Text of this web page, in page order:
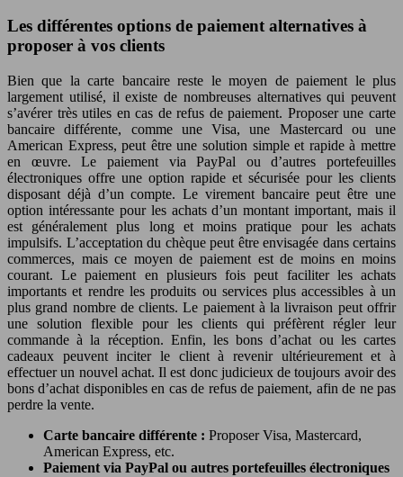
Les différentes options de paiement alternatives à
proposer à vos clients
Bien que la carte bancaire reste le moyen de paiement le plus
largement utilisé, il existe de nombreuses alternatives qui peuvent
s’avérer très utiles en cas de refus de paiement. Proposer une carte
bancaire différente, comme une Visa, une Mastercard ou une
American Express, peut être une solution simple et rapide à mettre
en œuvre. Le paiement via PayPal ou d’autres portefeuilles
électroniques offre une option rapide et sécurisée pour les clients
disposant déjà d’un compte. Le virement bancaire peut être une
option intéressante pour les achats d’un montant important, mais il
est généralement plus long et moins pratique pour les achats
impulsifs. L’acceptation du chèque peut être envisagée dans certains
commerces, mais ce moyen de paiement est de moins en moins
courant. Le paiement en plusieurs fois peut faciliter les achats
importants et rendre les produits ou services plus accessibles à un
plus grand nombre de clients. Le paiement à la livraison peut offrir
une solution flexible pour les clients qui préfèrent régler leur
commande à la réception. Enfin, les bons d’achat ou les cartes
cadeaux peuvent inciter le client à revenir ultérieurement et à
effectuer un nouvel achat. Il est donc judicieux de toujours avoir des
bons d’achat disponibles en cas de refus de paiement, afin de ne pas
perdre la vente.
Carte bancaire différente : Proposer Visa, Mastercard,
American Express, etc.
Paiement via PayPal ou autres portefeuilles électroniques